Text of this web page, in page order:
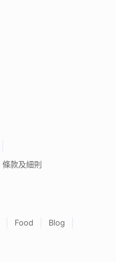
條款及細則
Food
Blog